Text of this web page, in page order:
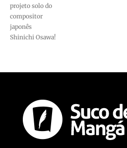
projeto solo do
compositor
japonês
Shinichi Osawa!